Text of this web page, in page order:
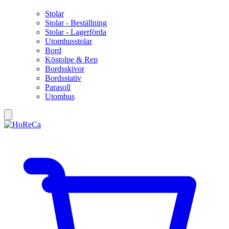
Stolar
Stolar - Beställning
Stolar - Lagerförda
Utomhusstolar
Bord
Köstolpe & Rep
Bordsskivor
Bordsstativ
Parasoll
Utomhus